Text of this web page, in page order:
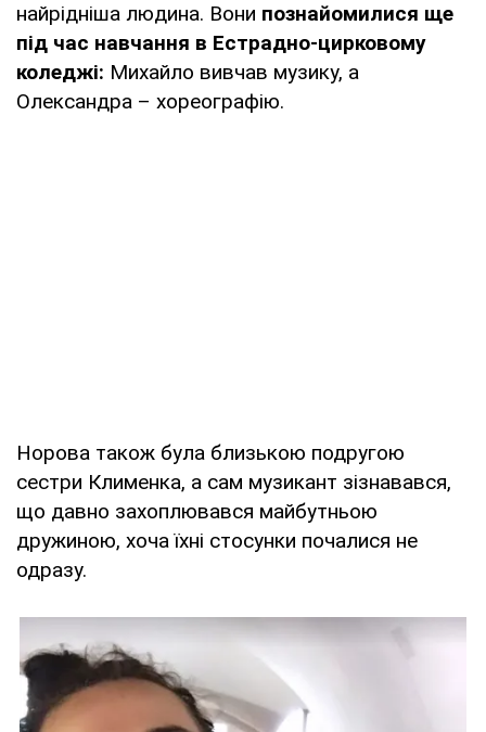
найрідніша людина. Вони познайомилися ще
під час навчання в Естрадно-цирковому
коледжі: Михайло вивчав музику, а
Олександра – хореографію.
Норова також була близькою подругою
сестри Клименка, а сам музикант зізнавався,
що давно захоплювався майбутньою
дружиною, хоча їхні стосунки почалися не
одразу.